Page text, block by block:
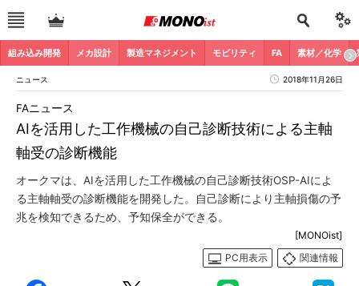
組み込み開発 メカ設計 製造マネジメント モビリティ FA 素材／化学
ニュース 2018年11月26日
AIを活用した工作機械の自己診断技術による主軸
軸受の診断機能
FAニュース
オークマは、AIを活用した工作機械の自己診断技術OSP-AIによ
る主軸軸受の診断機能を開発した。自己診断により主軸損傷の予
兆を検知できるため、予知保全ができる。
[MONOist]
PC用表示
関連情報